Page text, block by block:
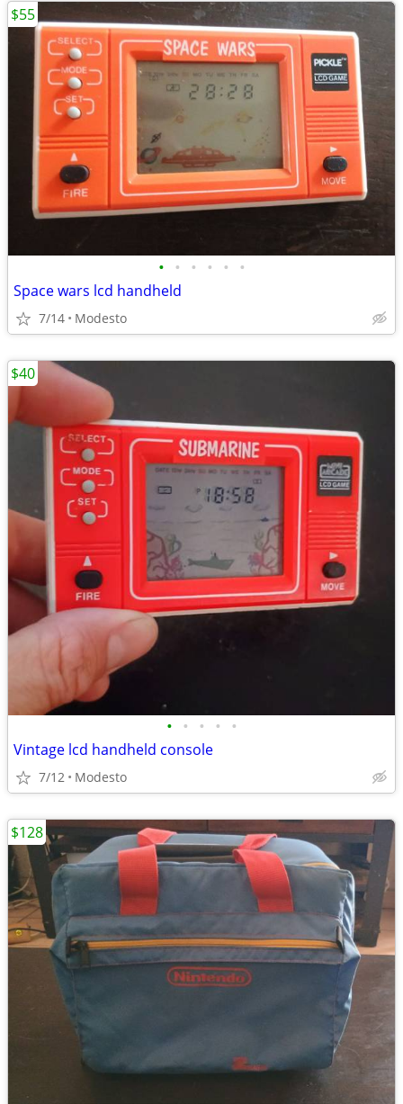
• • • • • •
Space wars lcd handheld
7/14 Modesto
$55
• • • • •
Vintage lcd handheld console
7/12 Modesto
$40
$128